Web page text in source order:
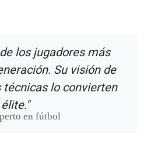
los jugadores más
Su visión de
técnicas lo convierten
en fútbol